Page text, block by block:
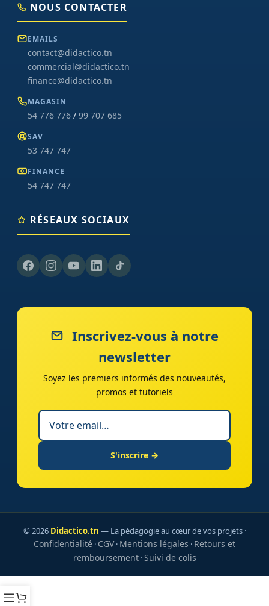
NOUS CONTACTER
EMAILS
contact@didactico.tn
commercial@didactico.tn
finance@didactico.tn
MAGASIN
54 776 776 / 99 707 685
SAV
53 747 747
FINANCE
54 747 747
RÉSEAUX SOCIAUX
Inscrivez-vous à notre
newsletter
Soyez les premiers informés des nouveautés,
promos et tutoriels
S'inscrire →
© 2026 Didactico.tn — La pédagogie au cœur de vos projets ·
Confidentialité · CGV· Mentions légales · Retours et
remboursement·Suivi de colis